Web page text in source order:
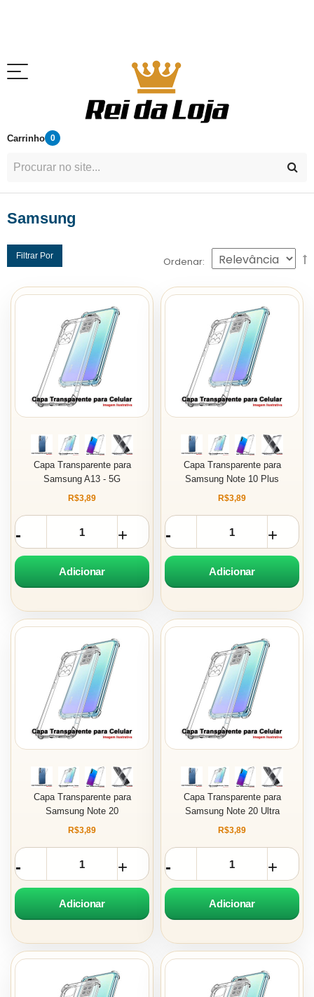
Carrinho 0
Samsung
Filtrar Por Ordenar
Capa Transparente para
Samsung A13 - 5G
R$3,89
Adicionar
Capa Transparente para
Samsung Note 10 Plus
R$3,89
Adicionar
Capa Transparente para
Samsung Note 20
R$3,89
Adicionar
Capa Transparente para
Samsung Note 20 Ultra
R$3,89
Adicionar